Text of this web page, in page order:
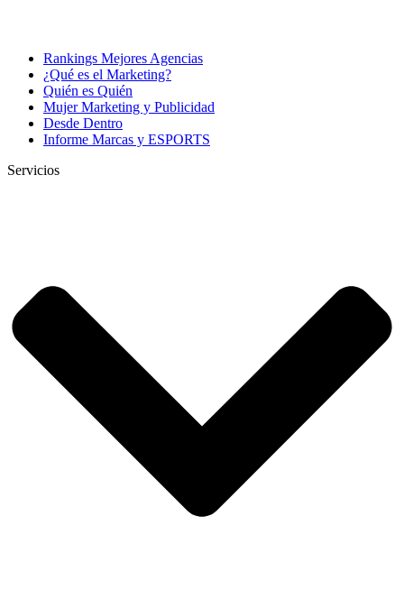
Rankings Mejores Agencias
¿Qué es el Marketing?
Quién es Quién
Mujer Marketing y Publicidad
Desde Dentro
Informe Marcas y ESPORTS
Servicios